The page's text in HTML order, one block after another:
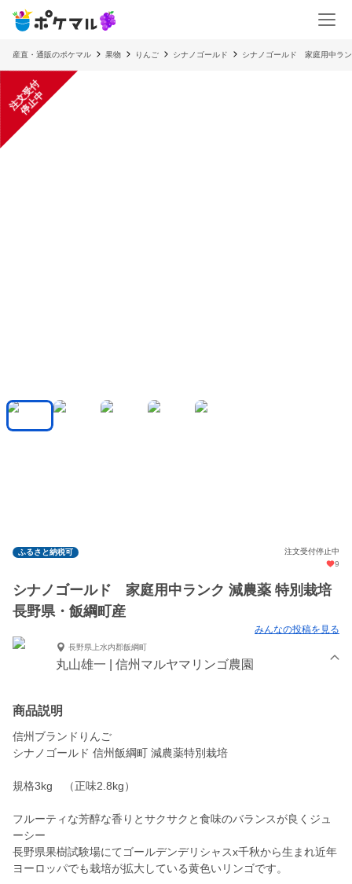
産直・通販のポケマル 果物 りんご シナノゴールド シナノゴールド 家庭用中ラ
注
文
受
付
停
止
中
ふるさと納税可
注文受付停止中
9
シナノゴールド 家庭用中ランク 減農薬 特別栽培
長野県・飯綱町産
みんなの投稿を見る
長野県上水内郡飯綱町
丸山雄一 | 信州マルヤマリンゴ農園
商品説明
信州ブランドりんご
シナノゴールド 信州飯綱町 減農薬特別栽培
規格3kg （正味2.8kg）
フルーティな芳醇な香りとサクサクと食味のバランスが良くジュ
ーシー
長野県果樹試験場にてゴールデンデリシャスx千秋から生まれ近年
ヨーロッパでも栽培が拡大している黄色いリンゴです。